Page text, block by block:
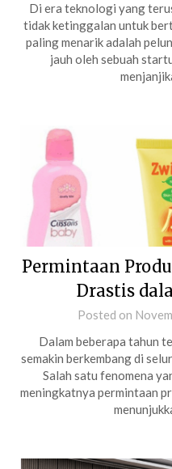
Di era teknologi yang
tidak ketinggalan untuk
paling menarik adalah
jauh oleh sebuah
Permintaan
Drastis
Posted on
Dalam beberapa tahun
semakin berkembang di
Salah satu fenomena
meningkatnya permintaan